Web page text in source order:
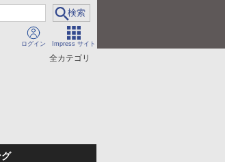
ログイン Impress サイト
全カテゴリ